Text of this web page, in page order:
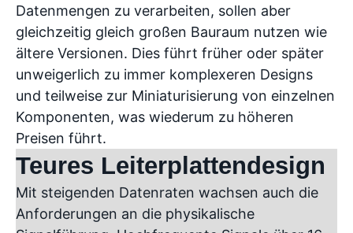
Datenmengen zu verarbeiten, sollen aber
gleichzeitig gleich großen Bauraum nutzen wie
ältere Versionen. Dies führt früher oder später
unweigerlich zu immer komplexeren Designs
und teilweise zur Miniaturisierung von einzelnen
Komponenten, was wiederum zu höheren
Preisen führt.
Teures Leiterplattendesign
Mit steigenden Datenraten wachsen auch die
Anforderungen an die physikalische